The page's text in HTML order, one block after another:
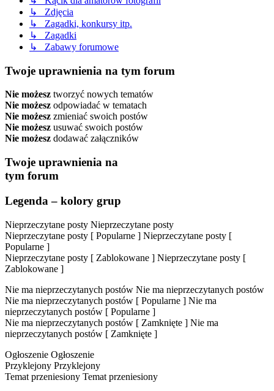
↳ Zdjęcia
↳ Zagadki, konkursy itp.
↳ Zagadki
↳ Zabawy forumowe
Twoje uprawnienia na tym forum
Nie możesz tworzyć nowych tematów
Nie możesz odpowiadać w tematach
Nie możesz zmieniać swoich postów
Nie możesz usuwać swoich postów
Nie możesz dodawać załączników
Twoje uprawnienia na
tym forum
Legenda – kolory grup
Nieprzeczytane posty Nieprzeczytane posty
Nieprzeczytane posty [ Popularne ] Nieprzeczytane posty [
Popularne ]
Nieprzeczytane posty [ Zablokowane ] Nieprzeczytane posty [
Zablokowane ]
Nie ma nieprzeczytanych postów Nie ma nieprzeczytanych postów
Nie ma nieprzeczytanych postów [ Popularne ] Nie ma
nieprzeczytanych postów [ Popularne ]
Nie ma nieprzeczytanych postów [ Zamknięte ] Nie ma
nieprzeczytanych postów [ Zamknięte ]
Ogłoszenie Ogłoszenie
Przyklejony Przyklejony
Temat przeniesiony Temat przeniesiony